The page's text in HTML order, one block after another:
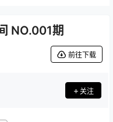
NO.001期
前往下载
关注